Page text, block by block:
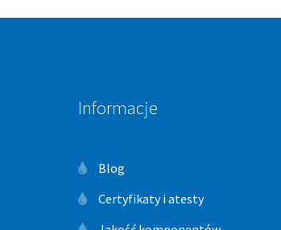
Informacje
Blog
Certyfikaty i atesty